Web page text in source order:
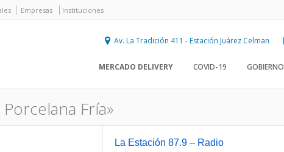
Empresas Instituciones
Av. La Tradición 411 - Estación Juárez Celman
MERCADO DELIVERY COVID-19 GOBIERNO
Fría»
La Estación 87.9 – Radio